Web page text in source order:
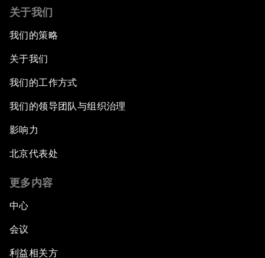
关于我们
我们的策略
关于我们
我们的工作方式
我们的领导团队与组织治理
影响力
北京代表处
更多内容
中心
会议
利益相关方